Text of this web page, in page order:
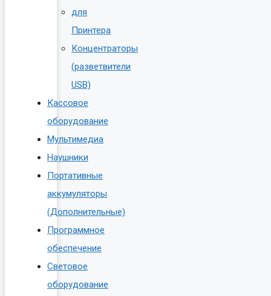
для
Принтера
Концентраторы
(разветвители
USB)
Кассовое
оборудование
Мультимедиа
Наушники
Портативные
аккумуляторы
(Дополнительные)
Программное
обеспечение
Световое
оборудование